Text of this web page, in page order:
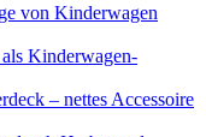
von Kinderwagen
Kinderwagen-
– nettes Accessoire